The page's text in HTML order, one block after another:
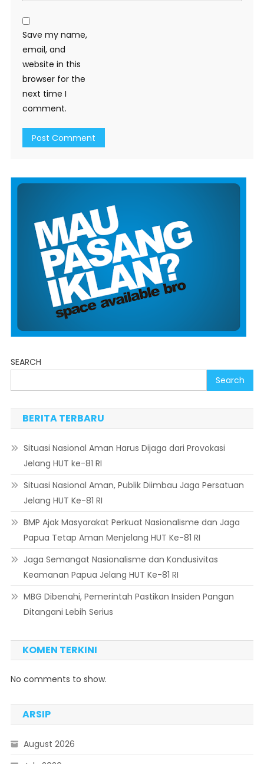
Save my name,
email, and
website in this
browser for the
next time I
comment.
SEARCH
Search
BERITA TERBARU
Situasi Nasional Aman Harus Dijaga dari Provokasi
Jelang HUT ke-81 RI
Situasi Nasional Aman, Publik Diimbau Jaga Persatuan
Jelang HUT Ke-81 RI
BMP Ajak Masyarakat Perkuat Nasionalisme dan Jaga
Papua Tetap Aman Menjelang HUT Ke-81 RI
Jaga Semangat Nasionalisme dan Kondusivitas
Keamanan Papua Jelang HUT Ke-81 RI
MBG Dibenahi, Pemerintah Pastikan Insiden Pangan
Ditangani Lebih Serius
KOMEN TERKINI
No comments to show.
ARSIP
August 2026